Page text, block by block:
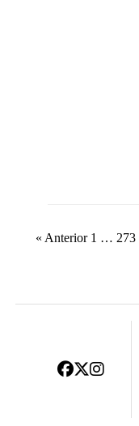
Paginación
entradas
« Anterior 1 … 273